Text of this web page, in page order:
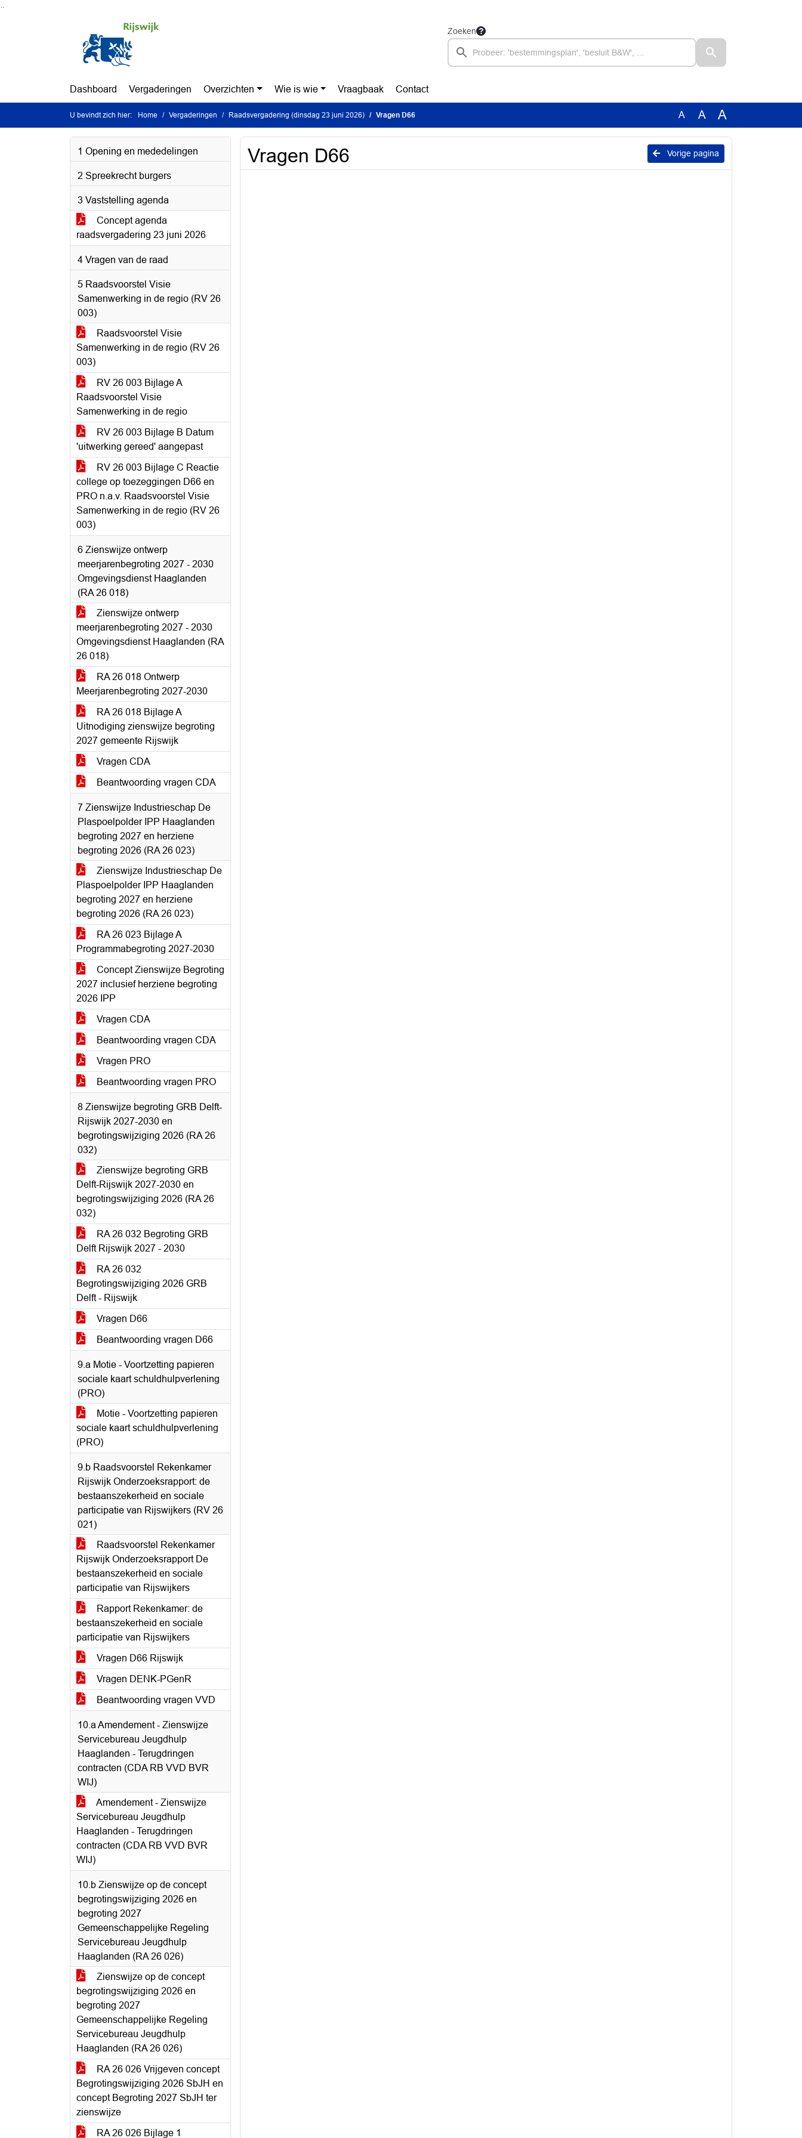
Zoeken
Dashboard Vergaderingen Overzichten Wie is wie Vraagbaak Contact
U bevindt zich hier: Home Vergaderingen Raadsvergadering (dinsdag 23 juni 2026) Vragen D66 A A A
1 Opening en mededelingen
2 Spreekrecht burgers
3 Vaststelling agenda
Concept agenda
raadsvergadering 23 juni 2026
4 Vragen van de raad
5 Raadsvoorstel Visie
Samenwerking in de regio (RV 26
003)
Raadsvoorstel Visie
Samenwerking in de regio (RV 26
003)
RV 26 003 Bijlage A
Raadsvoorstel Visie
Samenwerking in de regio
RV 26 003 Bijlage B Datum
'uitwerking gereed' aangepast
RV 26 003 Bijlage C Reactie
college op toezeggingen D66 en
PRO n.a.v. Raadsvoorstel Visie
Samenwerking in de regio (RV 26
003)
6 Zienswijze ontwerp
meerjarenbegroting 2027 - 2030
Omgevingsdienst Haaglanden
(RA 26 018)
Zienswijze ontwerp
meerjarenbegroting 2027 - 2030
Omgevingsdienst Haaglanden (RA
26 018)
RA 26 018 Ontwerp
Meerjarenbegroting 2027-2030
RA 26 018 Bijlage A
Uitnodiging zienswijze begroting
2027 gemeente Rijswijk
Vragen CDA
Beantwoording vragen CDA
7 Zienswijze Industrieschap De
Plaspoelpolder IPP Haaglanden
begroting 2027 en herziene
begroting 2026 (RA 26 023)
Zienswijze Industrieschap De
Plaspoelpolder IPP Haaglanden
begroting 2027 en herziene
begroting 2026 (RA 26 023)
RA 26 023 Bijlage A
Programmabegroting 2027-2030
Concept Zienswijze Begroting
2027 inclusief herziene begroting
2026 IPP
Vragen CDA
Beantwoording vragen CDA
Vragen PRO
Beantwoording vragen PRO
8 Zienswijze begroting GRB Delft-
Rijswijk 2027-2030 en
begrotingswijziging 2026 (RA 26
032)
Zienswijze begroting GRB
Delft-Rijswijk 2027-2030 en
begrotingswijziging 2026 (RA 26
032)
RA 26 032 Begroting GRB
Delft Rijswijk 2027 - 2030
RA 26 032
Begrotingswijziging 2026 GRB
Delft - Rijswijk
Vragen D66
Beantwoording vragen D66
9.a Motie - Voortzetting papieren
sociale kaart schuldhulpverlening
(PRO)
Motie - Voortzetting papieren
sociale kaart schuldhulpverlening
(PRO)
9.b Raadsvoorstel Rekenkamer
Rijswijk Onderzoeksrapport: de
bestaanszekerheid en sociale
participatie van Rijswijkers (RV 26
021)
Raadsvoorstel Rekenkamer
Rijswijk Onderzoeksrapport De
bestaanszekerheid en sociale
participatie van Rijswijkers
Rapport Rekenkamer: de
bestaanszekerheid en sociale
participatie van Rijswijkers
Vragen D66 Rijswijk
Vragen DENK-PGenR
Beantwoording vragen VVD
10.a Amendement - Zienswijze
Servicebureau Jeugdhulp
Haaglanden - Terugdringen
contracten (CDA RB VVD BVR
WIJ)
Amendement - Zienswijze
Servicebureau Jeugdhulp
Haaglanden - Terugdringen
contracten (CDA RB VVD BVR
WIJ)
10.b Zienswijze op de concept
begrotingswijziging 2026 en
begroting 2027
Gemeenschappelijke Regeling
Servicebureau Jeugdhulp
Haaglanden (RA 26 026)
Zienswijze op de concept
begrotingswijziging 2026 en
begroting 2027
Gemeenschappelijke Regeling
Servicebureau Jeugdhulp
Haaglanden (RA 26 026)
RA 26 026 Vrijgeven concept
Begrotingswijziging 2026 SbJH en
concept Begroting 2027 SbJH ter
zienswijze
RA 26 026 Bijlage 1
Vorige pagina
Vragen D66